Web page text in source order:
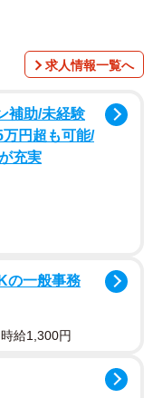
年4月で、インタ
求人情報一覧へ
補助/未経験
円超も可能/
充実
の一般事務
給1,300円